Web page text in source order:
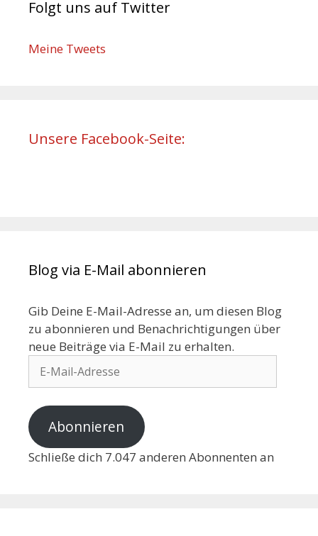
Folgt uns auf Twitter
Meine Tweets
Unsere Facebook-Seite:
Blog via E-Mail abonnieren
Gib Deine E-Mail-Adresse an, um diesen Blog
zu abonnieren und Benachrichtigungen über
neue Beiträge via E-Mail zu erhalten.
Abonnieren
Schließe dich 7.047 anderen Abonnenten an